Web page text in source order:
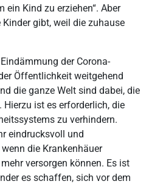
ein Kind zu erziehen“. Aber
gibt, weil die zuhause
der Corona-
Öffentlichkeit weitgehend
die ganze Welt sind dabei, die
ist es erforderlich, die
zu verhindern.
eindrucksvoll und
die Krankenhäuer
versorgen können. Es ist
es schaffen, sich vor dem